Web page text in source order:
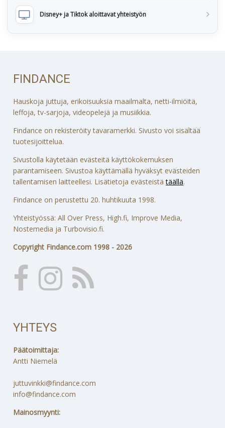
Disney+ ja Tiktok aloittavat yhteistyön
FINDANCE
Hauskoja juttuja, erikoisuuksia maailmalta, netti-ilmiöitä,
leffoja, tv-sarjoja, videopelejä ja musiikkia.
Findance on rekisteröity tavaramerkki. Sivusto voi sisältää
tuotesijoittelua.
Sivustolla käytetään evästeitä käyttökokemuksen
parantamiseen. Sivustoa käyttämällä hyväksyt evästeiden
tallentamisen laitteellesi. Lisätietoja evästeistätäällä.
Findance on perustettu 20. huhtikuuta 1998.
Yhteistyössä: All Over Press, High.fi, Improve Media,
Nostemedia ja Turbovisio.fi.
Copyright Findance.com 1998 - 2026
YHTEYS
Päätoimittaja:
Antti Niemelä
juttuvinkki@findance.com
info@findance.com
Mainosmyynti: